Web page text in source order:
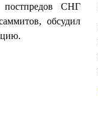
СНГ
обсудил